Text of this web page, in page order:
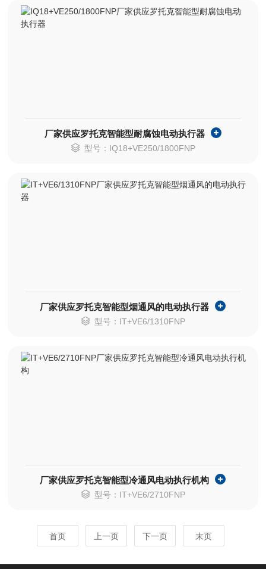
厂家供应罗托克智能型耐腐蚀电动执行器
型号：IQ18+VE250/1800FNP
厂家供应罗托克智能型烟通风的电动执行器
型号：IT+VE6/1310FNP
厂家供应罗托克智能型冷通风电动执行机构
型号：IT+VE6/2710FNP
首页 上一页 下一页 末页